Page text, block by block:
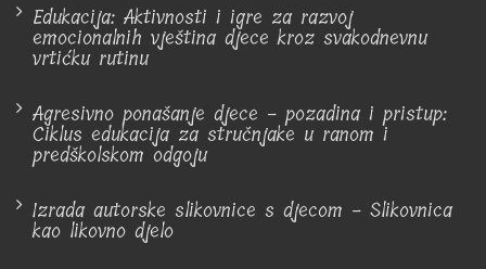
Edukacija: Aktivnosti i igre za razvoj
emocionalnih vještina djece kroz svakodnevnu
vrtićku rutinu
Agresivno ponašanje djece - pozadina i pristup:
Ciklus edukacija za stručnjake u ranom i
predškolskom odgoju
Izrada autorske slikovnice s djecom - Slikovnica
kao likovno djelo